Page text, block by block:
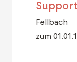
Fellbach
zum